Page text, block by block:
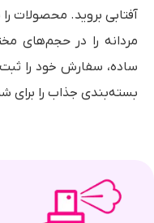
آفتابی بروید. محصولات
مردانه را در حجم‌های
ساده، سفارش خود را ثبت
بسته‌بندی جذاب را برای